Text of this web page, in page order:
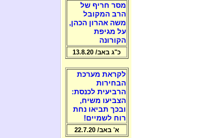
מסר חריף של
הרב המקובל
משה אהרון הכהן,
על מגיפת
הקורונה
כ"ג באב/ 13.8.20
לקראת מערכת
הבחירות
הרביעית לכנסת:
הצביעו משיח,
ובכך תביאו נחת
רוח לשמיים!
א' באב/ 22.7.20